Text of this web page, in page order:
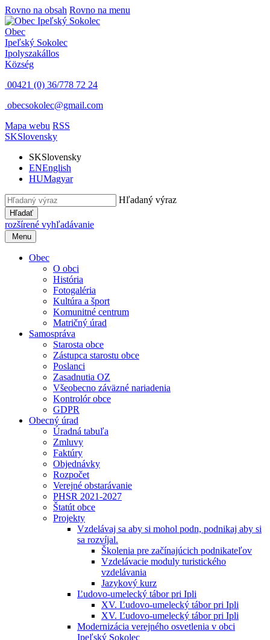
Rovno na obsah Rovno na menu
Obec
Ipeľský Sokolec
Ipolyszakállos
Község
00421 (0) 36/778 72 24
obecsokolec@gmail.com
Mapa webu RSS
SKSlovensky
SKSlovensky
ENEnglish
HUMagyar
Hľadaný výraz
Hľadať
rozšírené vyhľadávanie
Menu
Obec
O obci
História
Fotogaléria
Kultúra a šport
Komunitné centrum
Matričný úrad
Samospráva
Starosta obce
Zástupca starostu obce
Poslanci
Zasadnutia OZ
Všeobecno záväzné nariadenia
Kontrolór obce
GDPR
Obecný úrad
Úradná tabuľa
Zmluvy
Faktúry
Objednávky
Rozpočet
Verejné obstarávanie
PHSR 2021-2027
Štatút obce
Projekty
Vzdelávaj sa aby si mohol podn, podnikaj aby si
sa rozvíjal.
Školenia pre začínajúcich podnikateľov
Vzdelávacie moduly turistického
vzdelávania
Jazykový kurz
Ľudovo-umelecký tábor pri Ipli
XV. Ľudovo-umelecký tábor pri Ipli
XV. Ľudovo-umelecký tábor pri Ipli
Modernizácia verejného osvetlenia v obci
Ipeľský Sokolec